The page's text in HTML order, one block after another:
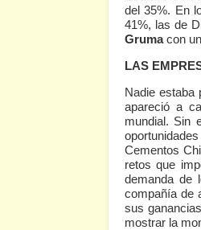
del 35%. En
41%, las de
Grumacon
LAS
Nadie estaba
apareció a
mundial. Sin
Cementos
retos que
demanda de
compañía de
sus
mostrar la